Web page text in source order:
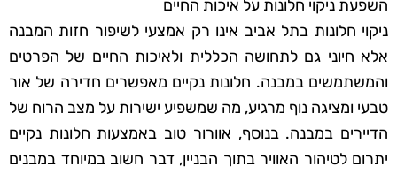
השפעת ניקוי חלונות על איכות החיים
ניקוי חלונות בתל אביב אינו רק אמצעי לשיפור חזות המבנה
אלא חיוני גם לתחושה הכללית ולאיכות החיים של הפרטים
והמשתמשים במבנה. חלונות נקיים מאפשרים חדירה של אור
טבעי ומציגה נוף מרגיע, מה שמשפיע ישירות על מצב הרוח של
הדיירים במבנה. בנוסף, אוורור טוב באמצעות חלונות נקיים
יתרום לטיהור האוויר בתוך הבניין, דבר חשוב במיוחד במבנים